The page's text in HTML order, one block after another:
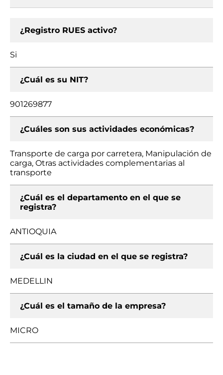
¿Registro RUES activo?
Si
¿Cuál es su NIT?
901269877
¿Cuáles son sus actividades económicas?
Transporte de carga por carretera, Manipulación de
carga, Otras actividades complementarias al
transporte
¿Cuál es el departamento en el que se
registra?
ANTIOQUIA
¿Cuál es la ciudad en el que se registra?
MEDELLIN
¿Cuál es el tamaño de la empresa?
MICRO